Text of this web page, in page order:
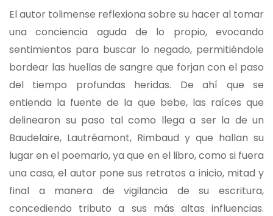
El autor tolimense reflexiona sobre su hacer al tomar
una conciencia aguda de lo propio, evocando
sentimientos para buscar lo negado, permitiéndole
bordear las huellas de sangre que forjan con el paso
del tiempo profundas heridas. De ahí que se
entienda la fuente de la que bebe, las raíces que
delinearon su paso tal como llega a ser la de un
Baudelaire, Lautréamont, Rimbaud y que hallan su
lugar en el poemario, ya que en el libro, como si fuera
una casa, el autor pone sus retratos a inicio, mitad y
final a manera de vigilancia de su escritura,
concediendo tributo a sus más altas influencias.